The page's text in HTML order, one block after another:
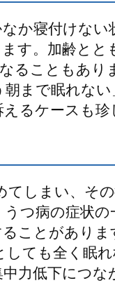
か寝付けない
す。加齢とと
ることもあり
まで眠れない
るケースも珍
てしまい、そ
つ病の症状
ことがあり
ても全く眠
力低下につな